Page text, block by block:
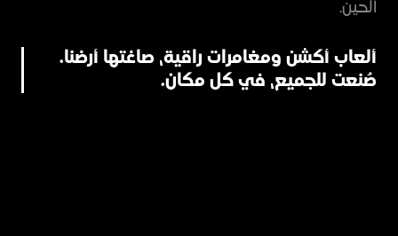
الحين.
ألعاب أكشن ومغامرات راقية، صاغتها أرضنا.
صُنعت للجميع، في كل مكان.